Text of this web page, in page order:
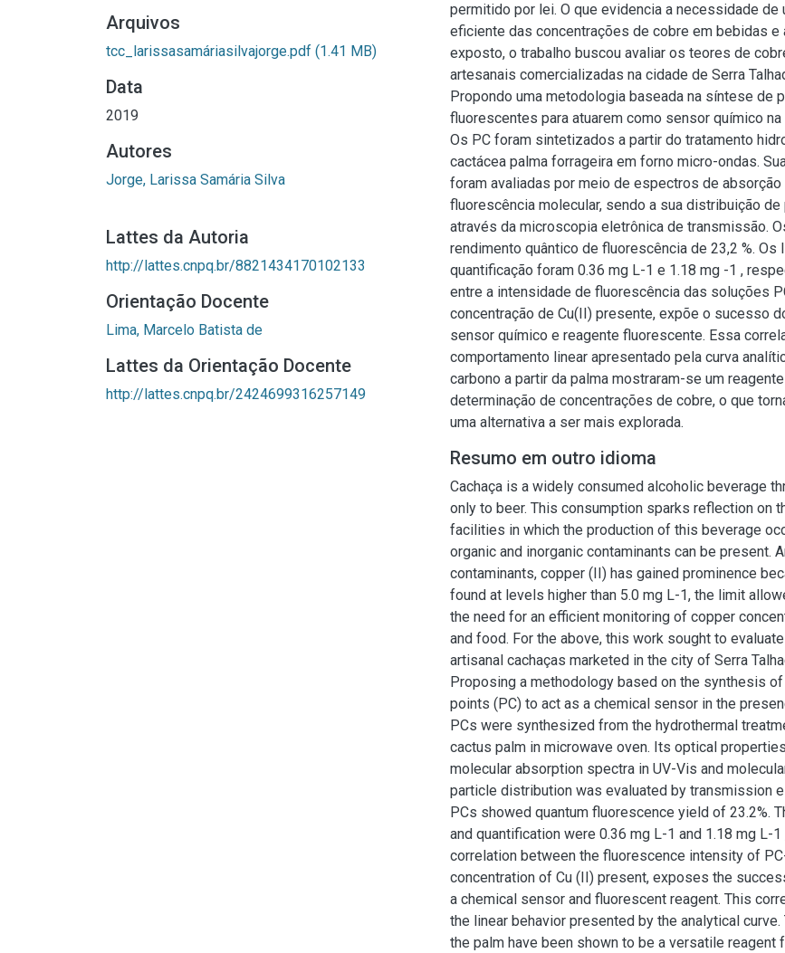
Arquivos
tcc_larissasamáriasilvajorge.pdf (1.41 MB)
Data
2019
Autores
Jorge, Larissa Samária Silva
Lattes da Autoria
http://lattes.cnpq.br/8821434170102133
Orientação Docente
Lima, Marcelo Batista de
Lattes da Orientação Docente
http://lattes.cnpq.br/2424699316257149
permitido por lei. O que evidencia a necessidade de
eficiente das concentrações de cobre em bebidas e
exposto, o trabalho buscou avaliar os teores de
artesanais comercializadas na cidade de Serra
Propondo uma metodologia baseada na síntese de
fluorescentes para atuarem como sensor químico
Os PC foram sintetizados a partir do tratamento
cactácea palma forrageira em forno micro-ondas.
foram avaliadas por meio de espectros de absorção
fluorescência molecular, sendo a sua distribuição
através da microscopia eletrônica de transmissão.
rendimento quântico de fluorescência de 23,2 %.
quantificação foram 0.36 mg L-1 e 1.18 mg -1 ,
entre a intensidade de fluorescência das soluções
concentração de Cu(II) presente, expõe o sucesso
sensor químico e reagente fluorescente. Essa
comportamento linear apresentado pela curva
carbono a partir da palma mostraram-se um
determinação de concentrações de cobre, o que
uma alternativa a ser mais explorada.
Resumo em outro idioma
Cachaça is a widely consumed alcoholic beverage
only to beer. This consumption sparks reflection on
facilities in which the production of this beverage
organic and inorganic contaminants can be present.
contaminants, copper (II) has gained prominence
found at levels higher than 5.0 mg L-1, the limit
the need for an efficient monitoring of copper
and food. For the above, this work sought to
artisanal cachaças marketed in the city of Serra
Proposing a methodology based on the synthesis
points (PC) to act as a chemical sensor in the
PCs were synthesized from the hydrothermal
cactus palm in microwave oven. Its optical
molecular absorption spectra in UV-Vis and
particle distribution was evaluated by transmission
PCs showed quantum fluorescence yield of 23.2%.
and quantification were 0.36 mg L-1 and 1.18 mg L-
correlation between the fluorescence intensity of
concentration of Cu (II) present, exposes the
a chemical sensor and fluorescent reagent. This
the linear behavior presented by the analytical
the palm have been shown to be a versatile reagent